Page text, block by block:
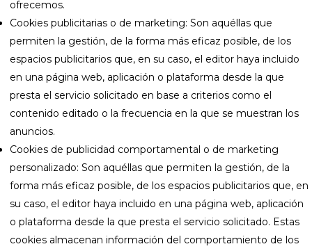
ofrecemos.
Cookies publicitarias o de marketing: Son aquéllas que
permiten la gestión, de la forma más eficaz posible, de los
espacios publicitarios que, en su caso, el editor haya incluido
en una página web, aplicación o plataforma desde la que
presta el servicio solicitado en base a criterios como el
contenido editado o la frecuencia en la que se muestran los
anuncios.
Cookies de publicidad comportamental o de marketing
personalizado: Son aquéllas que permiten la gestión, de la
forma más eficaz posible, de los espacios publicitarios que, en
su caso, el editor haya incluido en una página web, aplicación
o plataforma desde la que presta el servicio solicitado. Estas
cookies almacenan información del comportamiento de los